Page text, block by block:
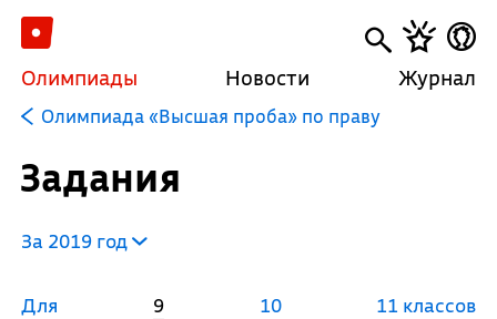
Олимпиады Новости Журнал
Олимпиада «Высшая проба» по праву
Задания
За 2019 год
Для 9 10 11 классов